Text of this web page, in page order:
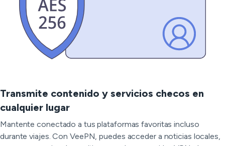
Transmite contenido y servicios checos en
cualquier lugar
Mantente conectado a tus plataformas favoritas incluso
durante viajes. Con VeePN, puedes acceder a noticias locales,